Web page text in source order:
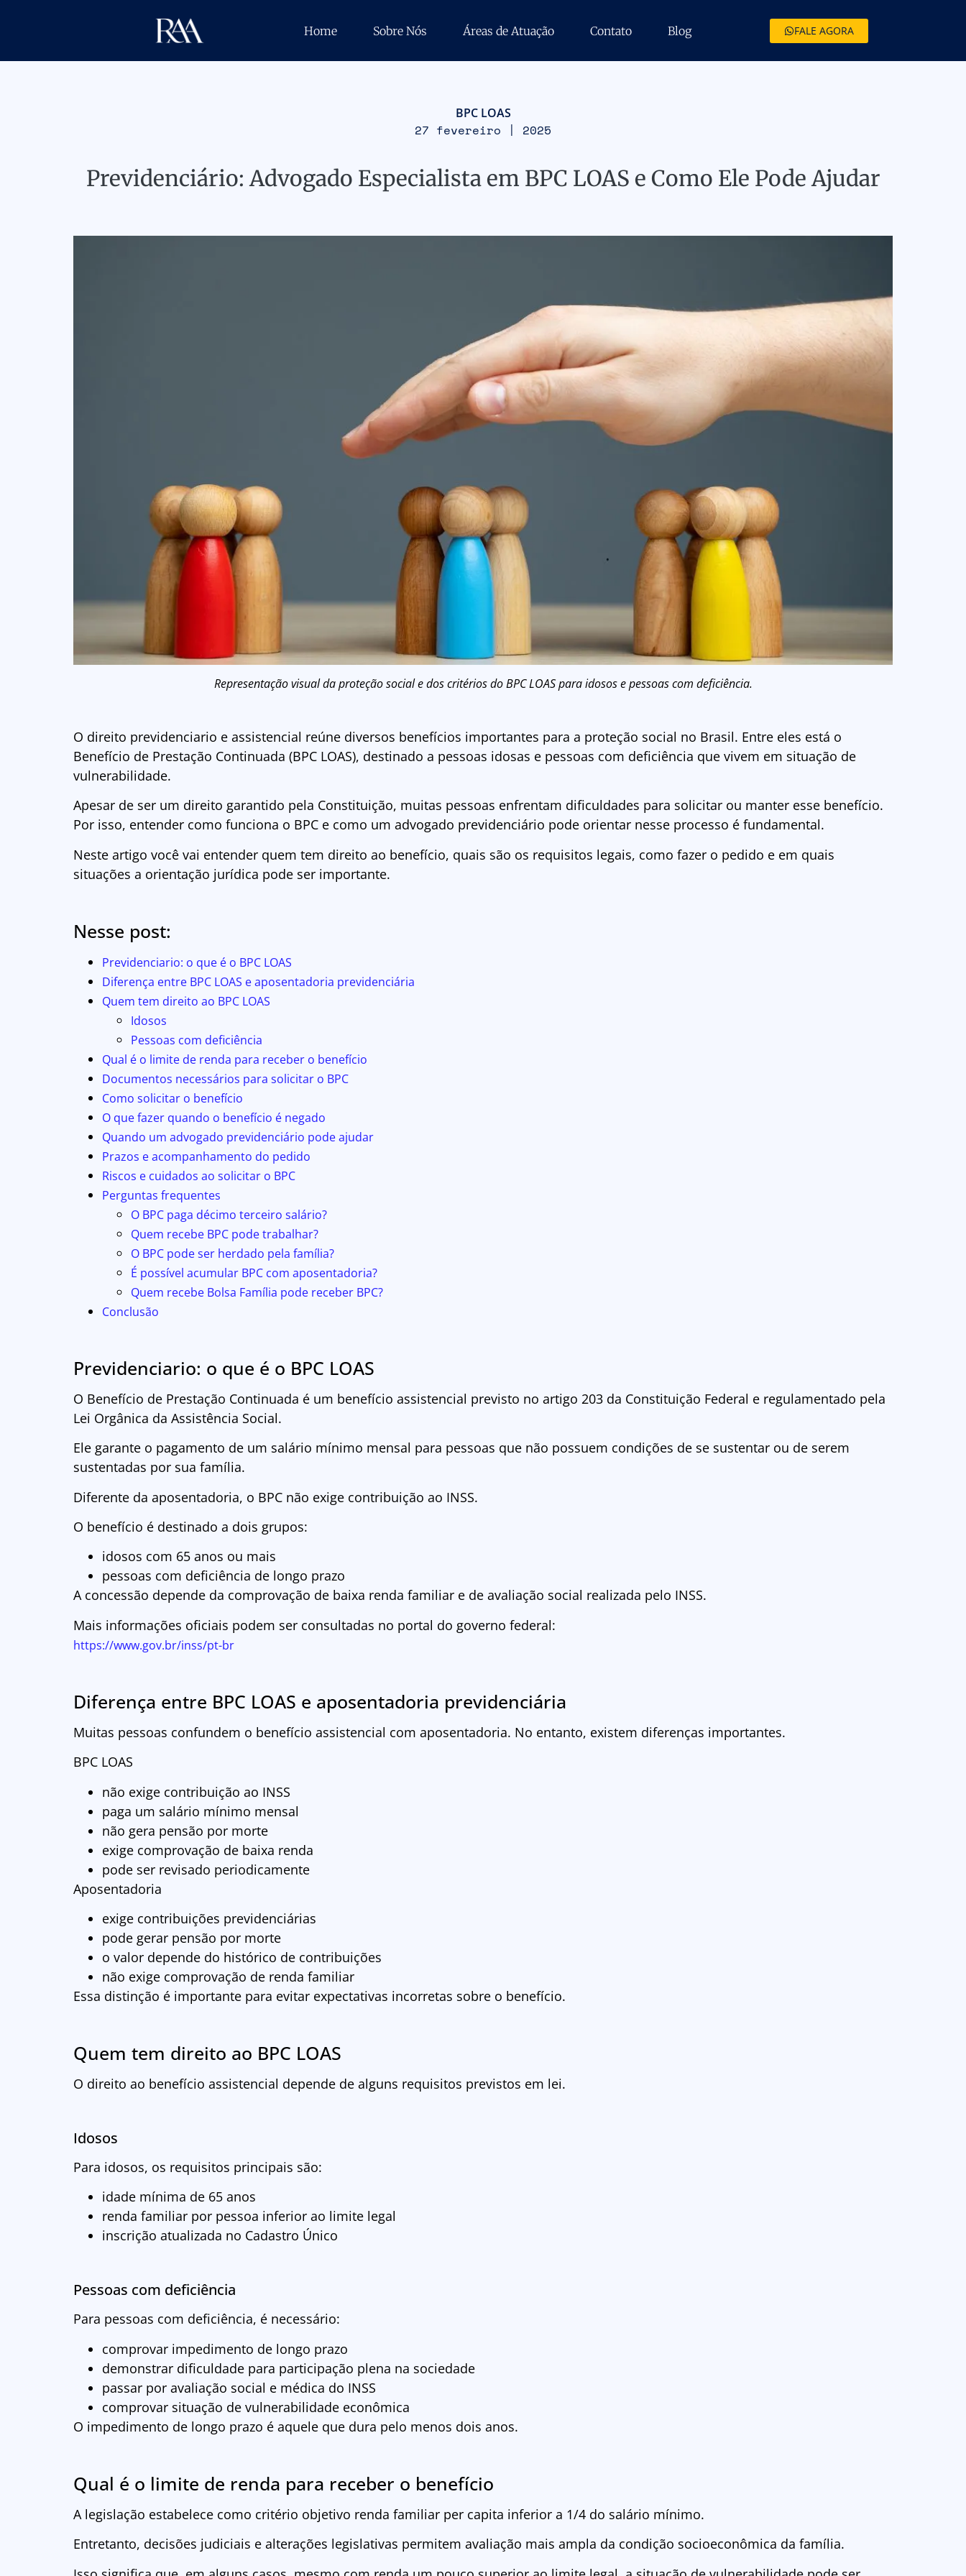
Home Sobre Nós Áreas de Atuação Contato Blog FALE AGORA
BPC LOAS
27 fevereiro | 2025
Previdenciário: Advogado Especialista em BPC LOAS e Como Ele Pode Ajudar
Representação visual da proteção social e dos critérios do BPC LOAS para idosos e pessoas com deficiência.
O direito previdenciario e assistencial reúne diversos benefícios importantes para a proteção social no Brasil. Entre eles está o
Benefício de Prestação Continuada (BPC LOAS), destinado a pessoas idosas e pessoas com deficiência que vivem em situação de
vulnerabilidade.
Apesar de ser um direito garantido pela Constituição, muitas pessoas enfrentam dificuldades para solicitar ou manter esse benefício.
Por isso, entender como funciona o BPC e como um advogado previdenciário pode orientar nesse processo é fundamental.
Neste artigo você vai entender quem tem direito ao benefício, quais são os requisitos legais, como fazer o pedido e em quais
situações a orientação jurídica pode ser importante.
Nesse post:
Previdenciario: o que é o BPC LOAS
Diferença entre BPC LOAS e aposentadoria previdenciária
Quem tem direito ao BPC LOAS
Idosos
Pessoas com deficiência
Qual é o limite de renda para receber o benefício
Documentos necessários para solicitar o BPC
Como solicitar o benefício
O que fazer quando o benefício é negado
Quando um advogado previdenciário pode ajudar
Prazos e acompanhamento do pedido
Riscos e cuidados ao solicitar o BPC
Perguntas frequentes
O BPC paga décimo terceiro salário?
Quem recebe BPC pode trabalhar?
O BPC pode ser herdado pela família?
É possível acumular BPC com aposentadoria?
Quem recebe Bolsa Família pode receber BPC?
Conclusão
Previdenciario: o que é o BPC LOAS
O Benefício de Prestação Continuada é um benefício assistencial previsto no artigo 203 da Constituição Federal e regulamentado pela
Lei Orgânica da Assistência Social.
Ele garante o pagamento de um salário mínimo mensal para pessoas que não possuem condições de se sustentar ou de serem
sustentadas por sua família.
Diferente da aposentadoria, o BPC não exige contribuição ao INSS.
O benefício é destinado a dois grupos:
idosos com 65 anos ou mais
pessoas com deficiência de longo prazo
A concessão depende da comprovação de baixa renda familiar e de avaliação social realizada pelo INSS.
Mais informações oficiais podem ser consultadas no portal do governo federal:
https://www.gov.br/inss/pt-br
Diferença entre BPC LOAS e aposentadoria previdenciária
Muitas pessoas confundem o benefício assistencial com aposentadoria. No entanto, existem diferenças importantes.
BPC LOAS
não exige contribuição ao INSS
paga um salário mínimo mensal
não gera pensão por morte
exige comprovação de baixa renda
pode ser revisado periodicamente
Aposentadoria
exige contribuições previdenciárias
pode gerar pensão por morte
o valor depende do histórico de contribuições
não exige comprovação de renda familiar
Essa distinção é importante para evitar expectativas incorretas sobre o benefício.
Quem tem direito ao BPC LOAS
O direito ao benefício assistencial depende de alguns requisitos previstos em lei.
Idosos
Para idosos, os requisitos principais são:
idade mínima de 65 anos
renda familiar por pessoa inferior ao limite legal
inscrição atualizada no Cadastro Único
Pessoas com deficiência
Para pessoas com deficiência, é necessário:
comprovar impedimento de longo prazo
demonstrar dificuldade para participação plena na sociedade
passar por avaliação social e médica do INSS
comprovar situação de vulnerabilidade econômica
O impedimento de longo prazo é aquele que dura pelo menos dois anos.
Qual é o limite de renda para receber o benefício
A legislação estabelece como critério objetivo renda familiar per capita inferior a 1/4 do salário mínimo.
Entretanto, decisões judiciais e alterações legislativas permitem avaliação mais ampla da condição socioeconômica da família.